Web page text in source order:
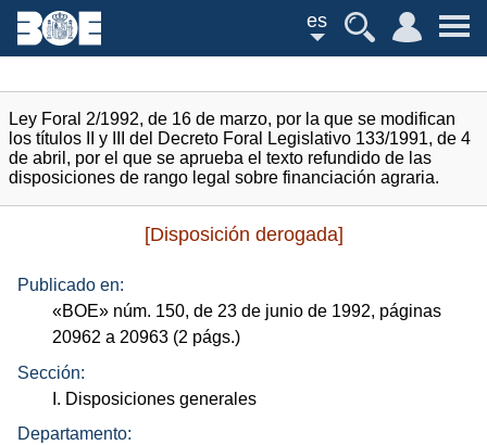
es
Ley Foral 2/1992, de 16 de marzo, por la que se modifican
los títulos II y III del Decreto Foral Legislativo 133/1991, de 4
de abril, por el que se aprueba el texto refundido de las
disposiciones de rango legal sobre financiación agraria.
[Disposición derogada]
Publicado en:
«BOE» núm. 150, de 23 de junio de 1992, páginas
20962 a 20963 (2 págs.)
Sección:
I. Disposiciones generales
Departamento: